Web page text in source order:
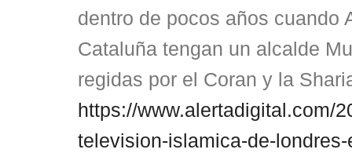
dentro de pocos años cuando
Cataluña tengan un alcalde
regidas por el Coran y la
https://www.alertadigital.com/
television-islamica-de-